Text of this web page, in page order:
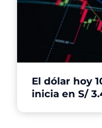
El dólar hoy
inicia en S/